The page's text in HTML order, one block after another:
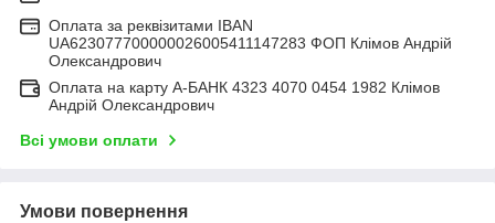
Оплата за реквізитами IBAN
UA623077700000026005411147283 ФОП Клімов Андрій
Олександрович
Оплата на карту А-БАНК 4323 4070 0454 1982 Клімов
Андрій Олександрович
Всі умови оплати
Умови повернення